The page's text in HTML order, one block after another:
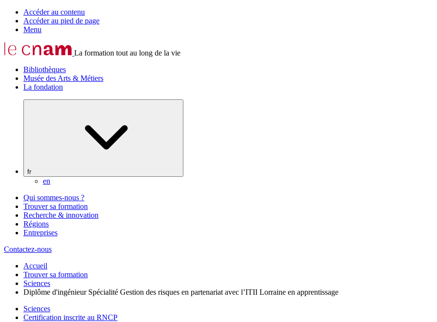
Accéder au contenu
Accéder au pied de page
Menu
La formation tout au long de la vie
Bibliothèques
Musée des Arts & Métiers
La fondation
fr
en
Qui sommes-nous ?
Trouver sa formation
Recherche & innovation
Régions
Entreprises
Contactez-nous
Accueil
Trouver sa formation
Sciences
Diplôme d'ingénieur Spécialité Gestion des risques en partenariat avec l’ITII Lorraine en apprentissage
Sciences
Certification inscrite au RNCP